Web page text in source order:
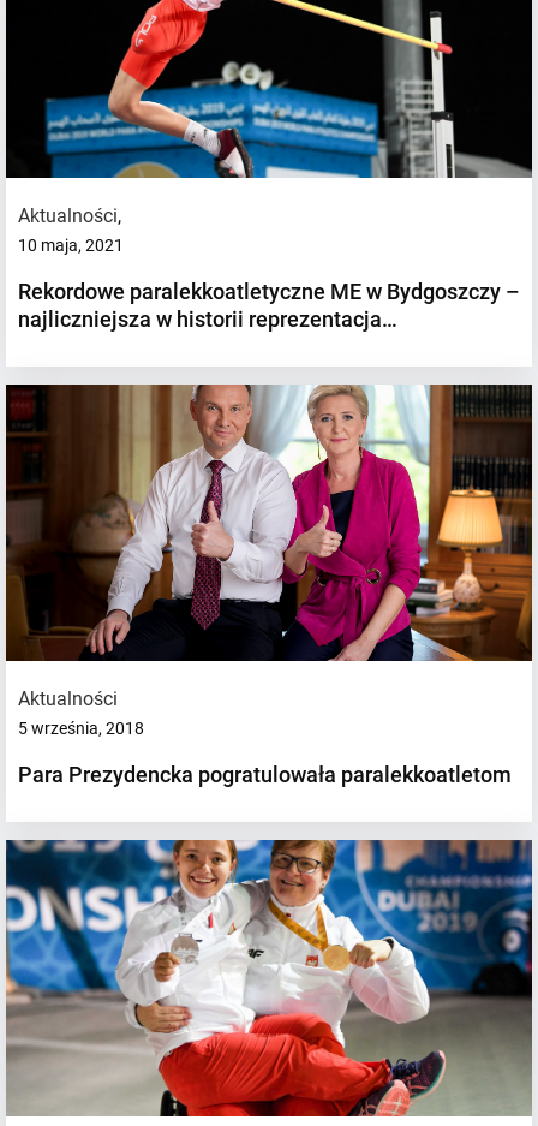
Aktualności,
10 maja, 2021
Rekordowe paralekkoatletyczne ME w Bydgoszczy –
najliczniejsza w historii reprezentacja…
Aktualności
5 września, 2018
Para Prezydencka pogratulowała paralekkoatletom